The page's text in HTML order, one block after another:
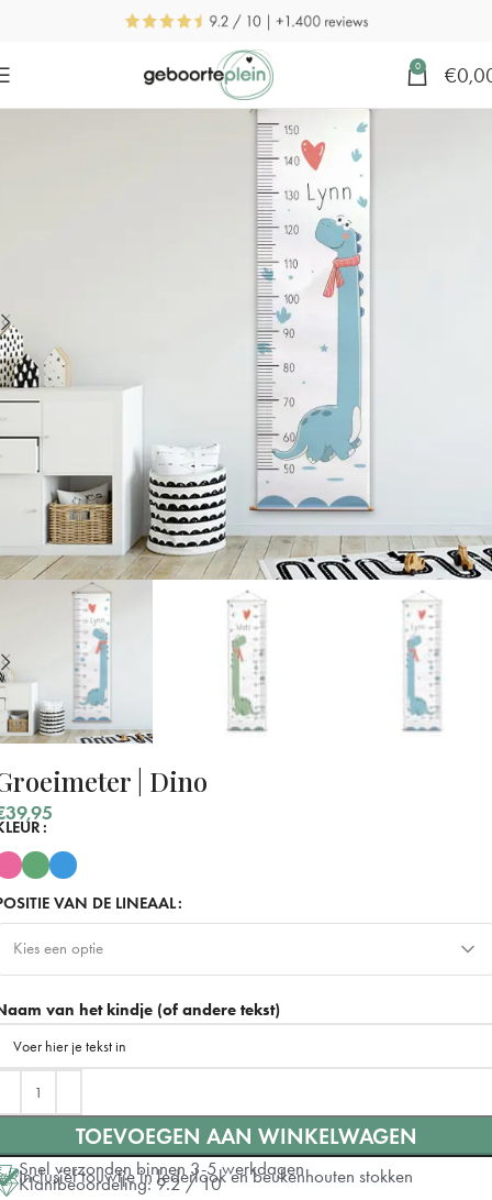
0 €
| Dino
39,95
VAN DE LINEAAL
Kies een optie
Rechts
van het kindje (of andere tekst)
TOEVOEGEN AAN WINKELWAGEN
Snel verzonden binnen 3-5 werkdagen
Inclusief touwtje in lederlook en beukenhouten stokken
Klantbeoordeling: 9.2 / 10